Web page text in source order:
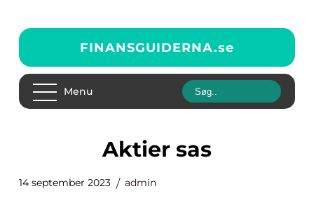
FINANSGUIDERNA.se
Menu
aktier sas
14 september 2023 admin